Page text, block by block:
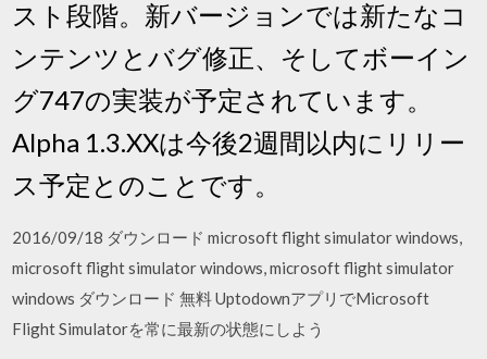
スト段階。新バージョンでは新たなコ
ンテンツとバグ修正、そしてボーイン
グ747の実装が予定されています。
Alpha 1.3.XXは今後2週間以内にリリー
ス予定とのことです。
2016/09/18 ダウンロード microsoft flight simulator windows,
microsoft flight simulator windows, microsoft flight simulator
windows ダウンロード 無料 UptodownアプリでMicrosoft
Flight Simulatorを常に最新の状態にしよう